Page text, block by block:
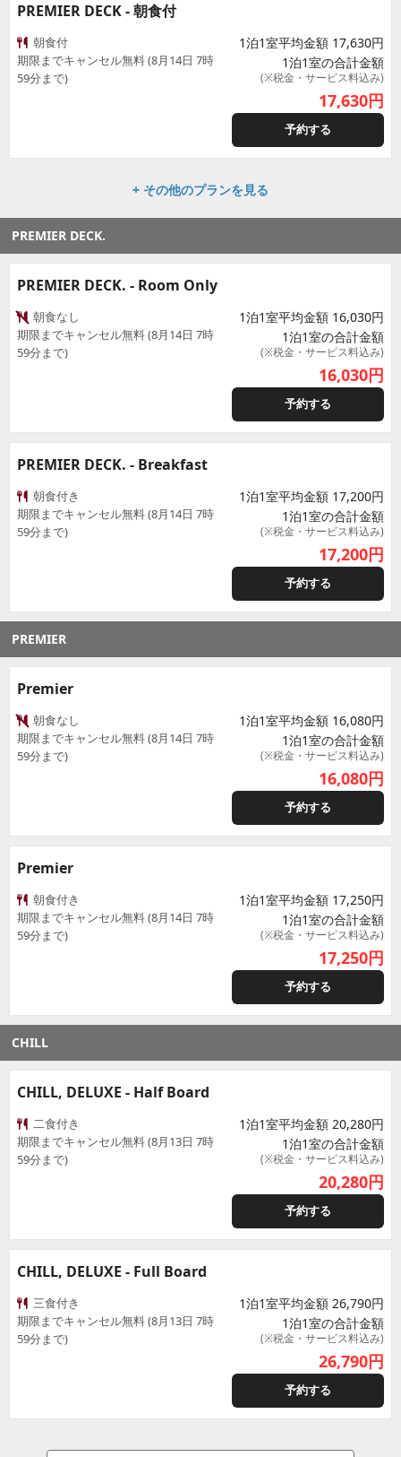
PREMIER DECK - 朝食付
朝食付
期限までキャンセル無料 (8月14日 7時
59分まで)
1泊1室平均金額 17,630円
1泊1室の合計金額
(※税金・サービス料込み)
17,630円
予約する
+ その他のプランを見る
PREMIER DECK.
PREMIER DECK. - Room Only
朝食なし
期限までキャンセル無料 (8月14日 7時
59分まで)
1泊1室平均金額 16,030円
1泊1室の合計金額
(※税金・サービス料込み)
16,030円
予約する
PREMIER DECK. - Breakfast
朝食付き
期限までキャンセル無料 (8月14日 7時
59分まで)
1泊1室平均金額 17,200円
1泊1室の合計金額
(※税金・サービス料込み)
17,200円
予約する
PREMIER
Premier
朝食なし
期限までキャンセル無料 (8月14日 7時
59分まで)
1泊1室平均金額 16,080円
1泊1室の合計金額
(※税金・サービス料込み)
16,080円
予約する
Premier
朝食付き
期限までキャンセル無料 (8月14日 7時
59分まで)
1泊1室平均金額 17,250円
1泊1室の合計金額
(※税金・サービス料込み)
17,250円
予約する
CHILL
CHILL, DELUXE - Half Board
二食付き
期限までキャンセル無料 (8月13日 7時
59分まで)
1泊1室平均金額 20,280円
1泊1室の合計金額
(※税金・サービス料込み)
20,280円
予約する
CHILL, DELUXE - Full Board
三食付き
期限までキャンセル無料 (8月13日 7時
59分まで)
1泊1室平均金額 26,790円
1泊1室の合計金額
(※税金・サービス料込み)
26,790円
予約する